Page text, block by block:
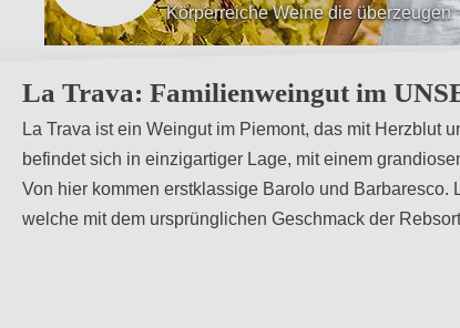
Weinberge Teil eines UNESCO-
La Trava: Familienweingut im
La Trava ist ein Weingut im Piemont, das mit Herzblut
befindet sich in einzigartiger Lage, mit einem
Von hier kommen erstklassige Barolo und Barbaresco.
welche mit dem ursprünglichen Geschmack der